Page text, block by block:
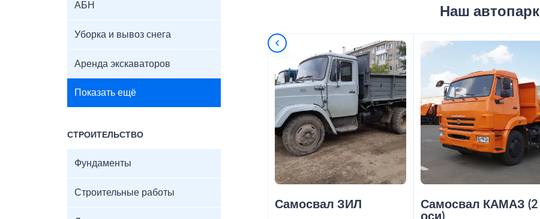
АБН
Уборка и вывоз снега
Аренда экскаваторов
Показать ещё
СТРОИТЕЛЬСТВО
Фундаменты
Строительные работы
Наш автопарк
Самосвал ЗИЛ
Самосвал КАМАЗ (2